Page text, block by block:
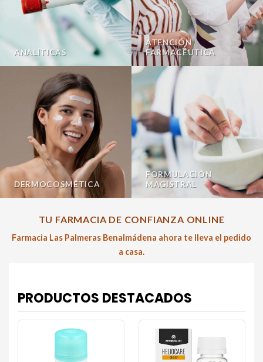
ANALÍTICAS
ATENCIÓN
FARMACÉUTICA
DERMOCOSMÉTICA
FORMULACIÓN
MAGISTRAL
TU FARMACIA DE CONFIANZA ONLINE
Farmacia Las Palmeras Benalmádena ahora te lleva el pedido
a casa.